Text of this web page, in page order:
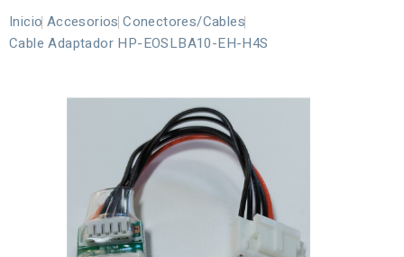
Inicio Accesorios Conectores/Cables
Cable Adaptador HP-EOSLBA10-EH-H4S